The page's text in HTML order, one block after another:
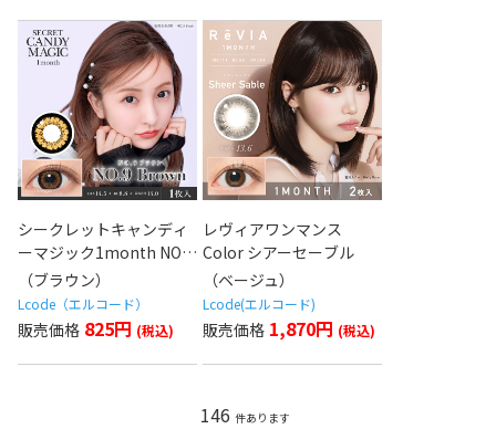
シークレットキャンディ
ーマジック1month NO.9
ブラウン
（ブラウン）
Lcode（エルコード）
825円
レヴィアワンマンス
Color シアーセーブル
（ベージュ）
Lcode(エルコード)
1,870円
146 件あります